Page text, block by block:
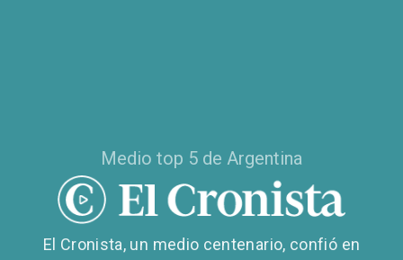
Medio top 5 de Argentina
El Cronista, un medio centenario, confió en